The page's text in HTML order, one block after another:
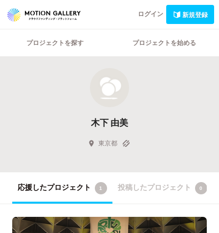
ログイン 新規登録
プロジェクトを探す プロジェクトを始める
木下 由美
東京都
応援したプロジェクト 1 投稿したプロジェクト 0